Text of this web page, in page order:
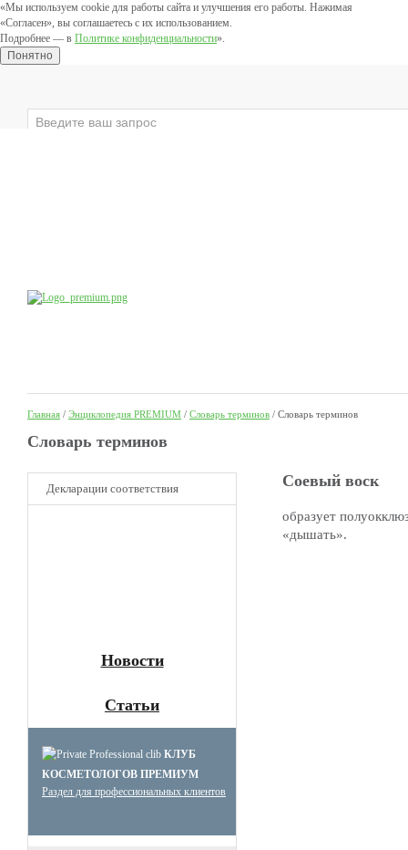
«Мы используем cookie для работы сайта и улучшения его работы. Нажимая
«Согласен», вы соглашаетесь с их использованием.
Подробнее — в Политике конфиденциальности».
Понятно
Главная / Энциклопедия PREMIUM / Словарь терминов / Словарь терминов
Cловарь терминов
Декларации соответствия
Новости
Статьи
КЛУБ
КОСМЕТОЛОГОВ ПРЕМИУМ
Раздел для профессиональных клиентов
Соевый воск
образует
«дышать».